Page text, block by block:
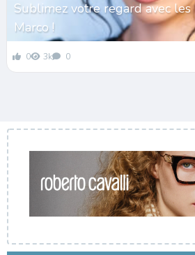
Sublimez votre regard avec
Marco !
0 3k 0